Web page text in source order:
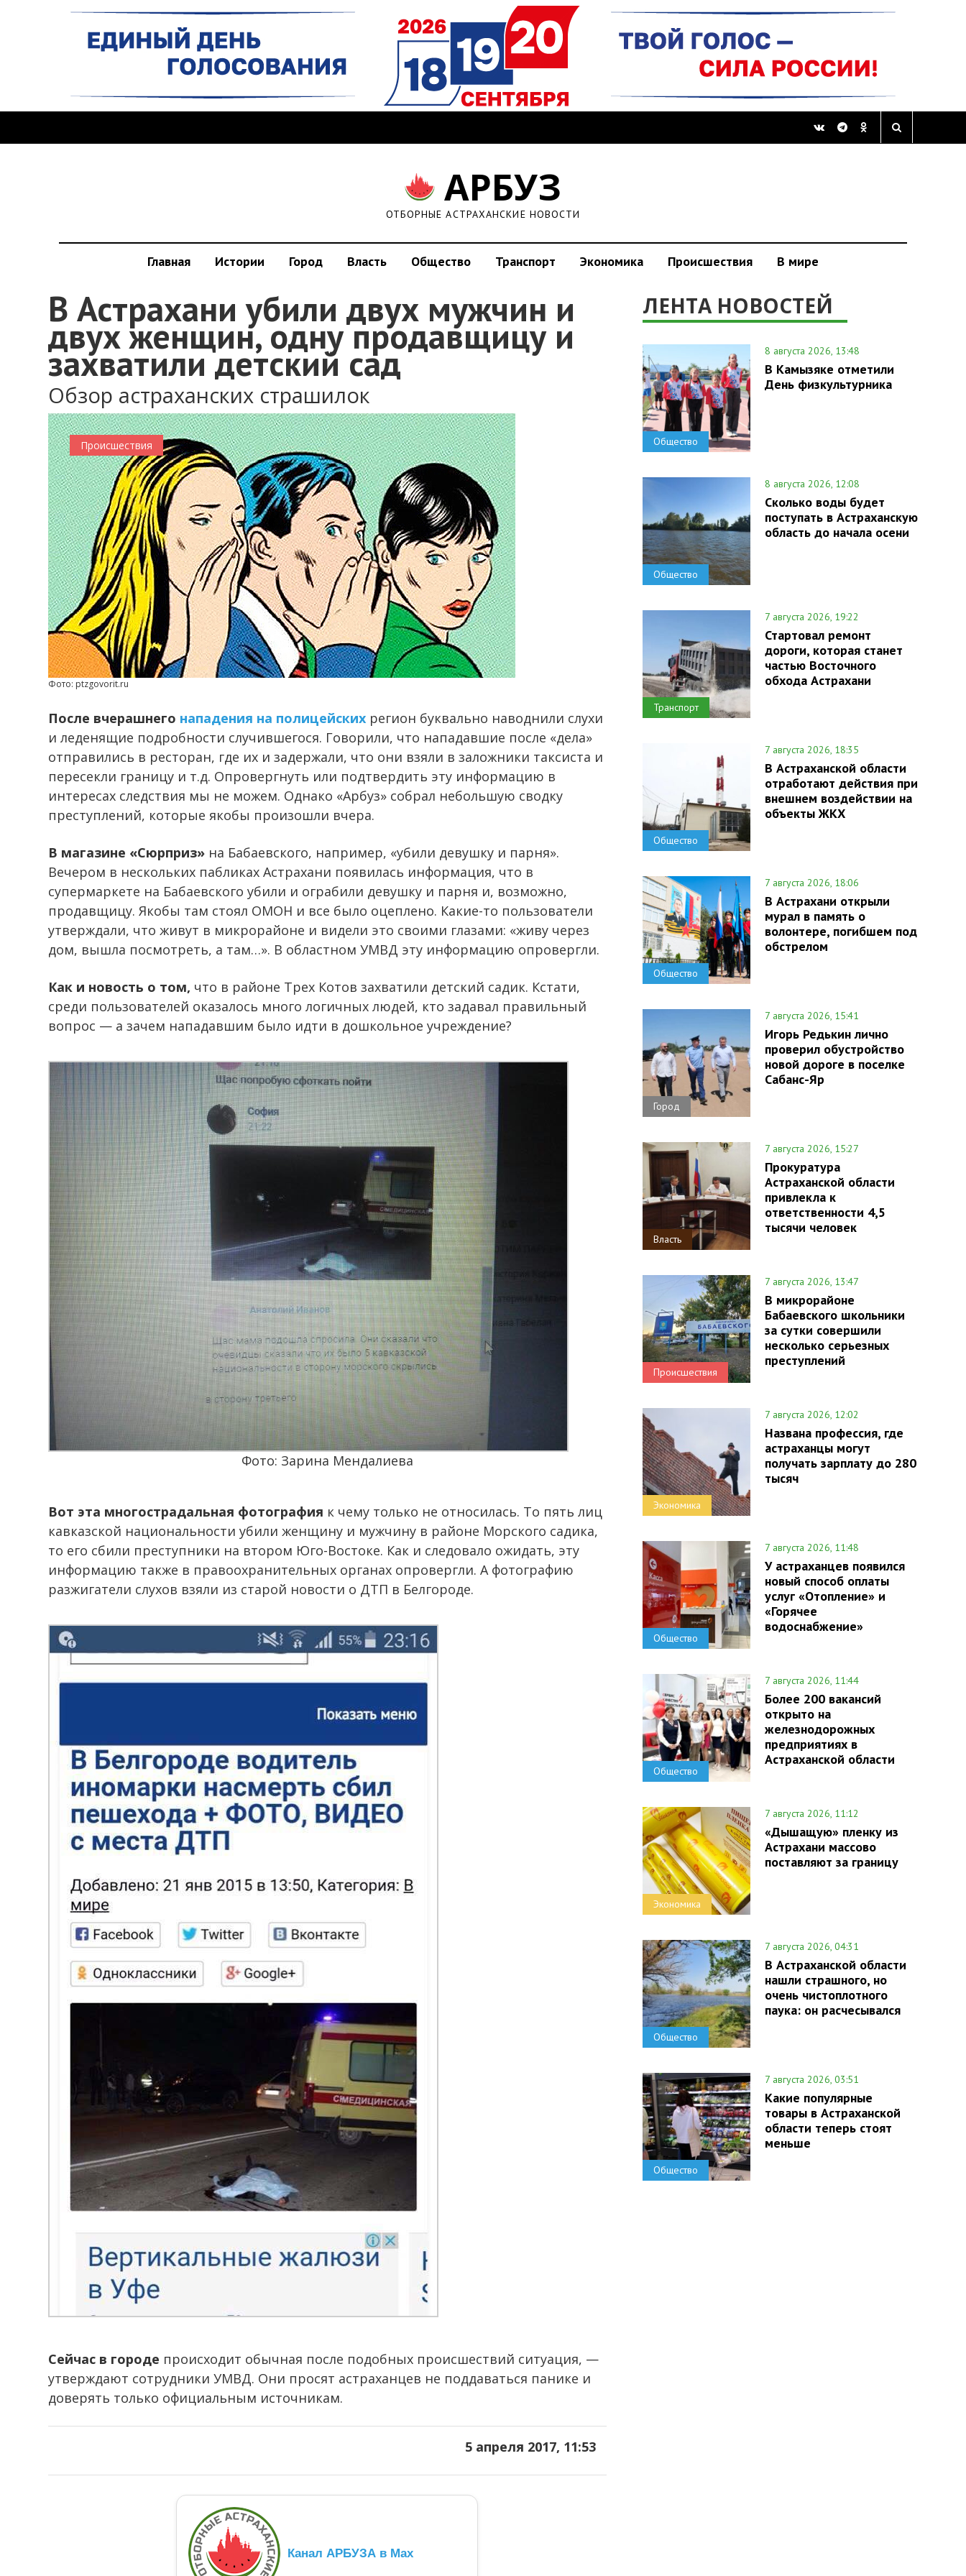
АРБУЗ
ОТБОРНЫЕ АСТРАХАНСКИЕ НОВОСТИ
Главная Истории Город Власть Общество Транспорт Экономика Происшествия В мире
В Астрахани убили двух мужчин и
двух женщин, одну продавщицу и
захватили детский сад
Обзор астраханских страшилок
Происшествия
Фото: ptzgovorit.ru
После вчерашнего нападения на полицейских регион буквально наводнили слухи
и леденящие подробности случившегося. Говорили, что нападавшие после «дела»
отправились в ресторан, где их и задержали, что они взяли в заложники таксиста и
пересекли границу и т.д. Опровергнуть или подтвердить эту информацию в
интересах следствия мы не можем. Однако «Арбуз» собрал небольшую сводку
преступлений, которые якобы произошли вчера.
В магазине «Сюрприз» на Бабаевского, например, «убили девушку и парня».
Вечером в нескольких пабликах Астрахани появилась информация, что в
супермаркете на Бабаевского убили и ограбили девушку и парня и, возможно,
продавщицу. Якобы там стоял ОМОН и все было оцеплено. Какие-то пользователи
утверждали, что живут в микрорайоне и видели это своими глазами: «живу через
дом, вышла посмотреть, а там…». В областном УМВД эту информацию опровергли.
Как и новость о том, что в районе Трех Котов захватили детский садик. Кстати,
среди пользователей оказалось много логичных людей, кто задавал правильный
вопрос — а зачем нападавшим было идти в дошкольное учреждение?
Фото: Зарина Мендалиева
Вот эта многострадальная фотография к чему только не относилась. То пять лиц
кавказской национальности убили женщину и мужчину в районе Морского садика,
то его сбили преступники на втором Юго-Востоке. Как и следовало ожидать, эту
информацию также в правоохранительных органах опровергли. А фотографию
разжигатели слухов взяли из старой новости о ДТП в Белгороде.
Сейчас в городе происходит обычная после подобных происшествий ситуация, —
утверждают сотрудники УМВД. Они просят астраханцев не поддаваться панике и
доверять только официальным источникам.
5 апреля 2017, 11:53
Канал АРБУЗА в Max
ЛЕНТА НОВОСТЕЙ
Общество
8 августа 2026, 13:48
В Камызяке отметили
День физкультурника
Общество
8 августа 2026, 12:08
Сколько воды будет
поступать в Астраханскую
область до начала осени
Транспорт
7 августа 2026, 19:22
Стартовал ремонт
дороги, которая станет
частью Восточного
обхода Астрахани
Общество
7 августа 2026, 18:35
В Астраханской области
отработают действия при
внешнем воздействии на
объекты ЖКХ
Общество
7 августа 2026, 18:06
В Астрахани открыли
мурал в память о
волонтере, погибшем под
обстрелом
Город
7 августа 2026, 15:41
Игорь Редькин лично
проверил обустройство
новой дороге в поселке
Сабанс-Яр
Власть
7 августа 2026, 15:27
Прокуратура
Астраханской области
привлекла к
ответственности 4,5
тысячи человек
Происшествия
7 августа 2026, 13:47
В микрорайоне
Бабаевского школьники
за сутки совершили
несколько серьезных
преступлений
Экономика
7 августа 2026, 12:02
Названа профессия, где
астраханцы могут
получать зарплату до 280
тысяч
Общество
7 августа 2026, 11:48
У астраханцев появился
новый способ оплаты
услуг «Отопление» и
«Горячее
водоснабжение»
Общество
7 августа 2026, 11:44
Более 200 вакансий
открыто на
железнодорожных
предприятиях в
Астраханской области
Экономика
7 августа 2026, 11:12
«Дышащую» пленку из
Астрахани массово
поставляют за границу
Общество
7 августа 2026, 04:31
В Астраханской области
нашли страшного, но
очень чистоплотного
паука: он расчесывался
Общество
7 августа 2026, 03:51
Какие популярные
товары в Астраханской
области теперь стоят
меньше